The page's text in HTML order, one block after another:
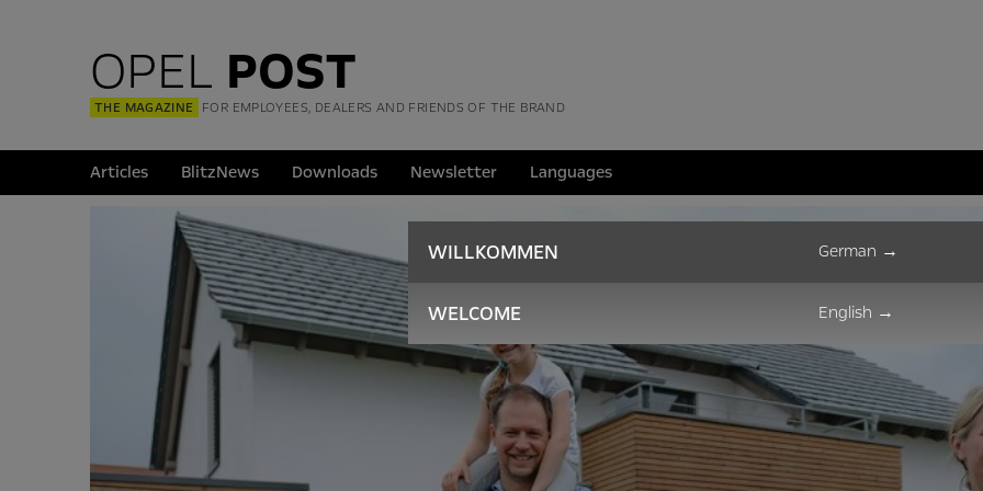
OPEL POST
THE MAGAZINE FOR EMPLOYEES, DEALERS AND FRIENDS OF THE BRAND
Articles BlitzNews Downloads Newsletter Languages
WILLKOMMEN German →
WELCOME English →